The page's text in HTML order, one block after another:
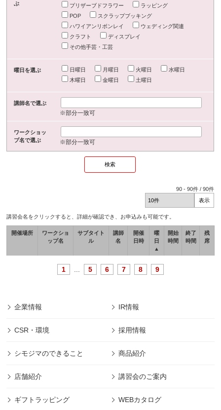
ぶ
プリザーブドフラワー
ラッピング
POP
スクラップブッキング
ハワイアンリボンレイ
ウェディング関連
クラフト
ディスプレイ
その他手芸・工芸
曜日を選ぶ 日曜日 月曜日 火曜日
水曜日
木曜日
金曜日 土曜日
講師名で選ぶ
※部分一致可
ワークショッ
プ名で選ぶ
※部分一致可
90 -90件 /90件
講習会名をクリックすると、詳細が確認でき、お申込みも可能です。
開催場所
ワークショ
ップ名
サブタイト
ル
講師
名
開催
日時
曜
日
▲
開始
時間
終了
時間
残
席
1 5 6 7 8 9
企業情報 IR情報
CSR・環境 採用情報
シモジマのできること 商品紹介
店舗紹介 講習会のご案内
ギフトラッピング WEBカタログ